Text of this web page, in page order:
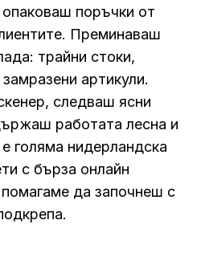
поръчки от
Преминаваш
трайни стоки,
замразени артикули.
следваш ясни
работата лесна и
голяма нидерландска
с бърза онлайн
помагаме да започнеш с